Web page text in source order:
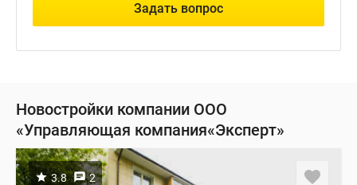
Задать вопрос
Новостройки компании ООО
«Управляющая компания«Эксперт»
3.8 2